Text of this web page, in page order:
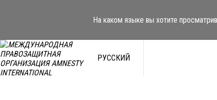
На каком языке вы хотите
РУССКИЙ